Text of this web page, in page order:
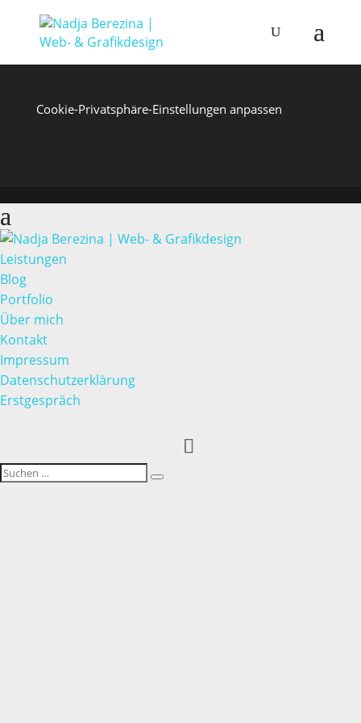
Cookie-Privatsphäre-Einstellungen anpassen
Leistungen
Blog
Portfolio
Über mich
Kontakt
Impressum
Datenschutzerklärung
Erstgespräch